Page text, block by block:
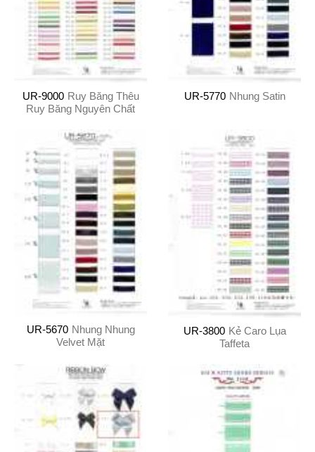
UR-9000 Ruy Băng Thêu
Ruy Băng Nguyên Chất
UR-5770 Nhung Satin
UR-5670 Nhung Nhung
Velvet Mặt
UR-3800 Kẻ Caro Lụa
Taffeta